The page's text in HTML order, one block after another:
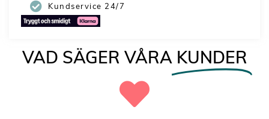
Kundservice 24/7
VAD SÄGER VÅRA KUNDER